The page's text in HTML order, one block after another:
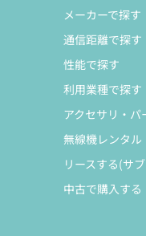
メーカーで探す
通信距離で探す
性能で探す
利用業種で探す
アクセサリ・パ
無線機レンタル
リースする(サ
中古で購入する